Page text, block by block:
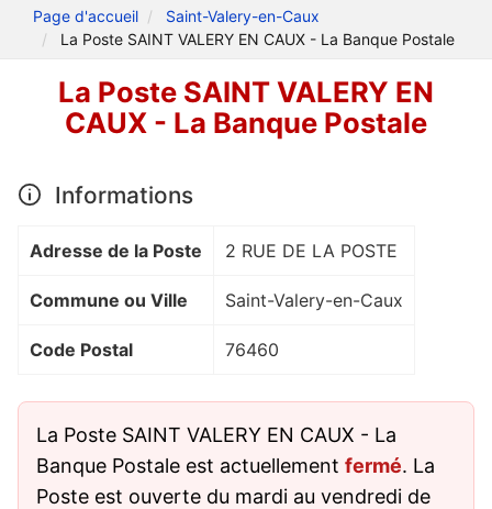
Page d'accueil
Saint-Valery-en-Caux
La Poste SAINT VALERY EN CAUX - La Banque Postale
La Poste SAINT VALERY EN
CAUX - La Banque Postale
Informations
Adresse de la Poste 2 RUE DE LA POSTE
Commune ou Ville Saint-Valery-en-Caux
Code Postal 76460
La Poste SAINT VALERY EN CAUX - La
Banque Postale est actuellement fermé. La
Poste est ouverte du mardi au vendredi de